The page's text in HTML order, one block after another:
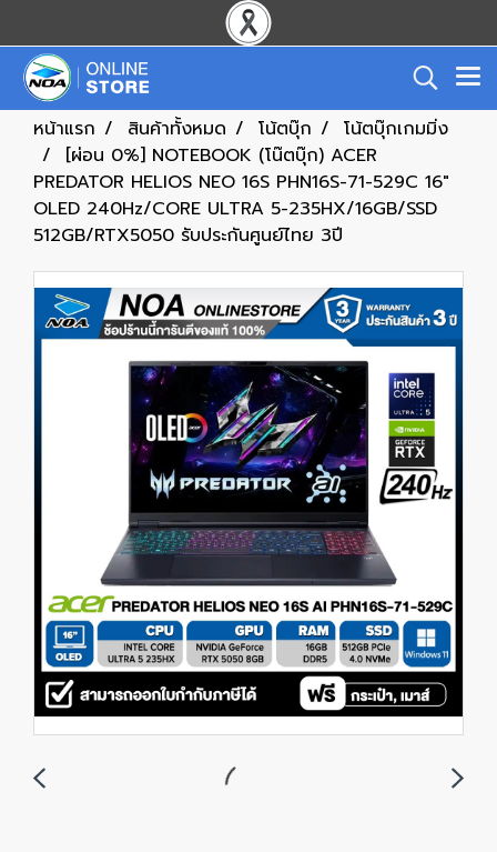
หน้าแรก สินค้าทั้งหมด โน้ตบุ๊ก
โน้ตบุ๊กเกมมิ่ง
[ผ่อน 0%] NOTEBOOK (โน๊ตบุ๊ก) ACER
PREDATOR HELIOS NEO 16S PHN16S-71-529C 16"
OLED 240Hz/CORE ULTRA 5-235HX/16GB/SSD
512GB/RTX5050 รับประกันศูนย์ไทย 3ปี